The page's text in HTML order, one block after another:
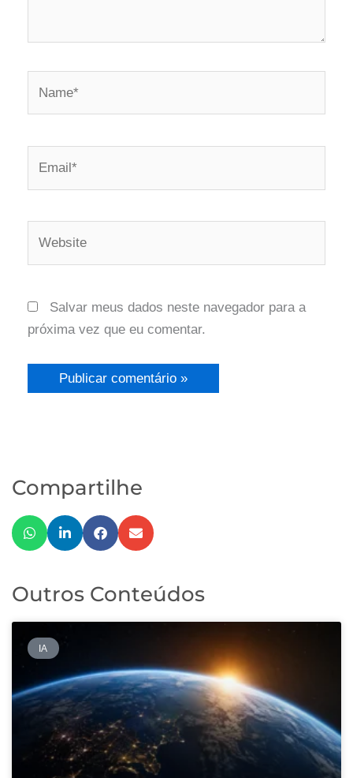
Salvar meus dados neste navegador para a
próxima vez que eu comentar.
Compartilhe
Outros Conteúdos
IA